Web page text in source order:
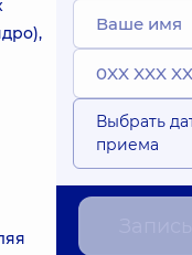
Выбрать
приема